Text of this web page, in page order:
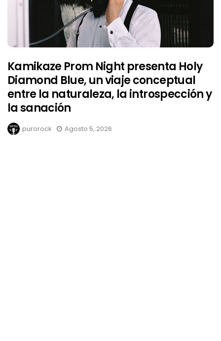
Kamikaze Prom Night presenta Holy
Diamond Blue, un viaje conceptual
entre la naturaleza, la introspección y
la sanación
purorock Agosto 5, 2026